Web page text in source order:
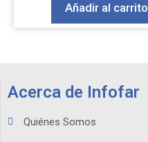
Añadir al carrito
Acerca de Infofar
Quiénes Somos